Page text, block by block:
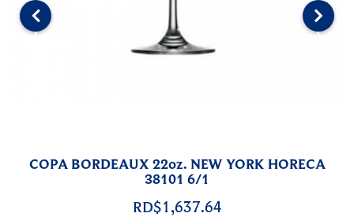
HORECA COPA GINTONIC 26oz
‹ ›